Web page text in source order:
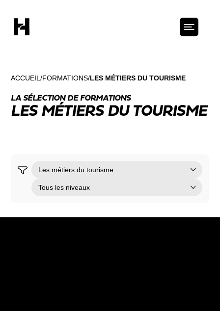
ACCUEIL FORMATIONS LES MÉTIERS DU TOURISME
LA SÉLECTION DE FORMATIONS
LES MÉTIERS DU TOURISME